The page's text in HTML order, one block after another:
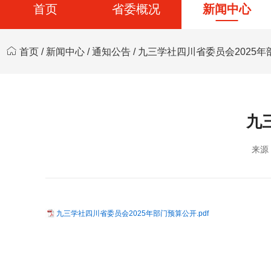
首页 省委概况 新闻中心
首页 / 新闻中心 /通知公告 / 九三学社四川省委员会2025年
九
来源
九三学社四川省委员会2025年部门预算公开.pdf